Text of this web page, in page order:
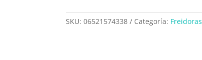
SKU: 06521574338 Categoría: Freidoras